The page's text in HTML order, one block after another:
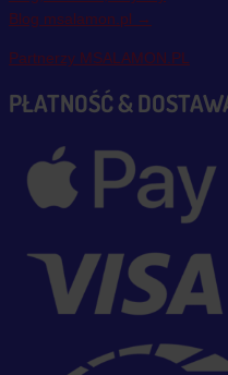
Blog msalamon.pl →
Partnerzy MSALAMON.PL
PŁATNOŚĆ &